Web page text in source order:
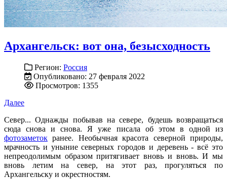
Архангельск: вот она, безысходность
Регион: Россия
Опубликовано: 27 февраля 2022
Просмотров: 1355
Далее
Север... Однажды побывав на севере, будешь возвращаться
сюда снова и снова. Я уже писала об этом в одной из
фотозаметок ранее. Необычная красота северной природы,
мрачность и уныние северных городов и деревень - всё это
непреодолимым образом притягивает вновь и вновь. И мы
вновь летим на север, на этот раз, прогуляться по
Архангельску и окрестностям.